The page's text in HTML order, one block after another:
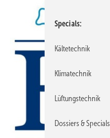
Specials
Kältetechnik
Klimatechnik
Lüftungstechnik
Dossiers & Specials